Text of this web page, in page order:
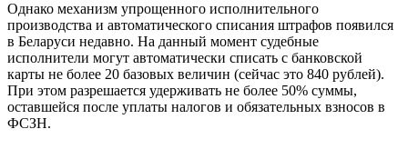
Однако механизм упрощенного исполнительного
производства и автоматического списания штрафов появился
в Беларуси недавно. На данный момент судебные
исполнители могут автоматически списать с банковской
карты не более 20 базовых величин (сейчас это 840 рублей).
При этом разрешается удерживать не более 50% суммы,
оставшейся после уплаты налогов и обязательных взносов в
ФСЗН.